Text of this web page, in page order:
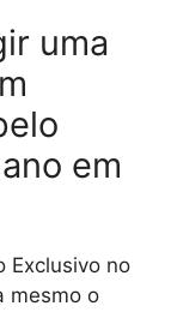
uma
em
Exclusivo no
mesmo o